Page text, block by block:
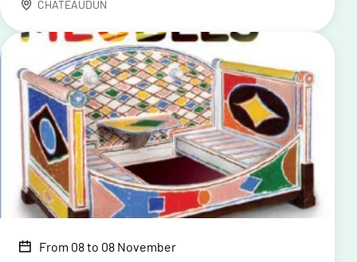
CHATEAUDUN
From 08 to 08 November